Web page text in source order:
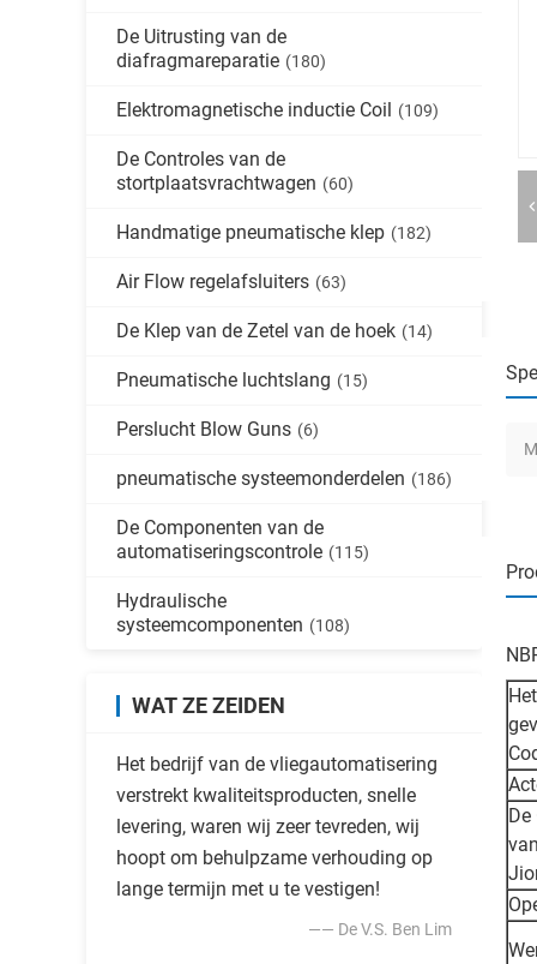
De Uitrusting van de
diafragmareparatie (180)
Elektromagnetische inductie Coil (109)
De Controles van de
stortplaatsvrachtwagen (60)
Handmatige pneumatische klep (182)
Air Flow regelafsluiters (63)
De Klep van de Zetel van de hoek (14)
Pneumatische luchtslang (15)
Perslucht Blow Guns (6)
pneumatische systeemonderdelen (186)
De Componenten van de
automatiseringscontrole (115)
Hydraulische
systeemcomponenten (108)
WAT ZE ZEIDEN
Het bedrijf van de vliegautomatisering
verstrekt kwaliteitsproducten, snelle
levering, waren wij zeer tevreden, wij
hoopt om behulpzame verhouding op
lange termijn met u te vestigen!
—— De V.S. Ben Lim
De